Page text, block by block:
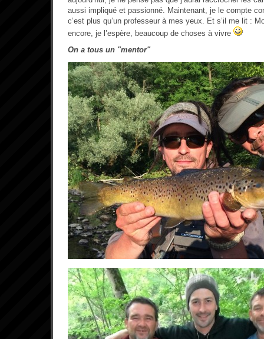
aussi impliqué et passionné. Maintenant, je le compte
c’est plus qu’un professeur à mes yeux. Et s’il me lit :
encore, je l’espère, beaucoup de choses à vivre
On a tous un "mentor"